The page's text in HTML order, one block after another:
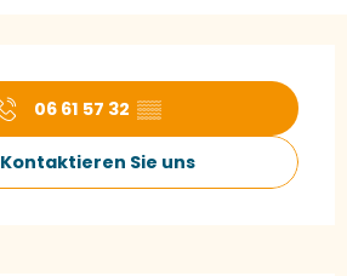
06 61 57 32 ▒▒
Kontaktieren Sie uns